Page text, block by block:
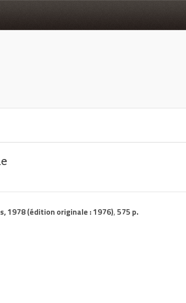
1978 (édition originale : 1976),575 p.